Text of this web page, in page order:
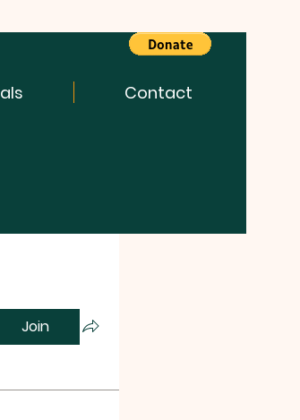
Contact
Join